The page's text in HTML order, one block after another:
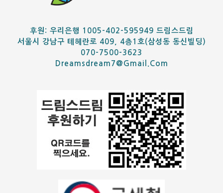
후원: 우리은행 1005-402-595949 드림스드림
서울시 강남구 테헤란로 409, 4층1호(삼성동 동신빌딩)
070-7500-3623
Dreamsdream7@gmail.com